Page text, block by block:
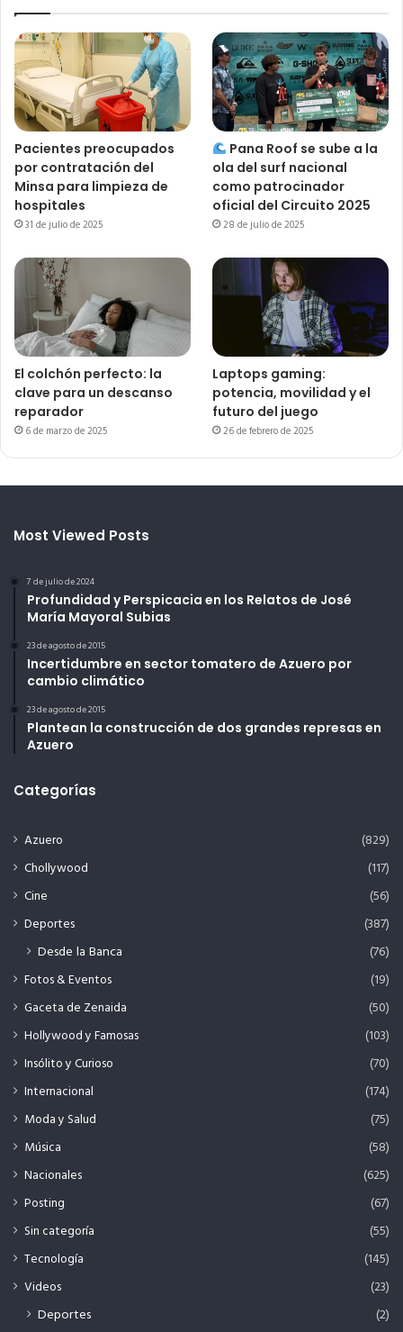
Pacientes preocupados
por contratación del
Minsa para limpieza de
hospitales
31 de julio de 2025
Pana Roof se sube a la
ola del surf nacional
como patrocinador
oficial del Circuito 2025
28 de julio de 2025
El colchón perfecto: la
clave para un descanso
reparador
6 de marzo de 2025
Laptops gaming:
potencia, movilidad y el
futuro del juego
26 de febrero de 2025
Most Viewed Posts
7 de julio de 2024
Profundidad y Perspicacia en los Relatos de José
María Mayoral Subias
23 de agosto de 2015
Incertidumbre en sector tomatero de Azuero por
cambio climático
23 de agosto de 2015
Plantean la construcción de dos grandes represas en
Azuero
Categorías
Azuero
(829)
Chollywood
(117)
Cine
(56)
Deportes
(387)
Desde la Banca (76)
Fotos & Eventos
(19)
Gaceta de Zenaida
(50)
Hollywood y Famosas
(103)
Insólito y Curioso
(70)
Internacional
(174)
Moda y Salud
(75)
Música
(58)
Nacionales
(625)
Posting
(67)
Sin categoría
(55)
Tecnología
(145)
Videos
(23)
Deportes
(2)